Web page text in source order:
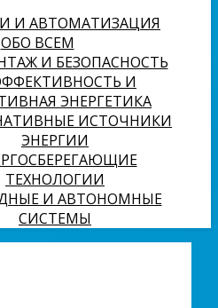
И АВТОМАТИЗАЦИЯ
ОБО ВСЕМ
И БЕЗОПАСНОСТЬ
И
ЭНЕРГЕТИКА
ИСТОЧНИКИ
ЭНЕРГИИ
ТЕХНОЛОГИИ
И АВТОНОМНЫЕ
СИСТЕМЫ